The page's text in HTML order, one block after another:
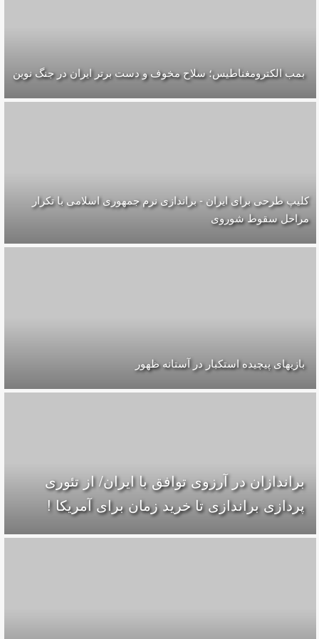
بمب الکترومغناطیس؛ سلاح مخوف و دست برتر ایران در جنگ نوین
کلیپ طرحی برای ایران - براندازی نرم جمهوری اسلامی با تکرار
مراحل سقوط شوروی
بازیهای پیچیده استکبار در آستانه ظهور
براندازان در آرزوی توافق با ایران/ از تئوری
پردازی براندازی تا خرید زمان برای آمریکا !